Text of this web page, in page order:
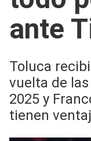
ante
Toluca
vuelta de
2025 y
tienen